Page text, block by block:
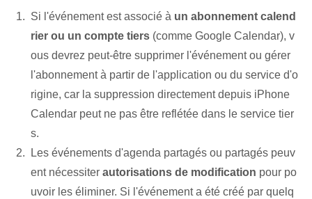
Si l'événement‍ est associé à un abonnement calend
rier ou un compte tiers (comme Google Calendar), v
ous devrez peut-être supprimer l'événement ou gérer
l'abonnement à partir de l'application ou du service d'o
rigine, car la suppression directement depuis iPhone
Calendar peut ne pas être reflétée dans le service tier
s.
Les événements d'agenda partagés ou partagés peuv
ent⁤ nécessiter autorisations de modification ⁢pour‌ po
uvoir les éliminer. Si l'événement a été créé par quelq